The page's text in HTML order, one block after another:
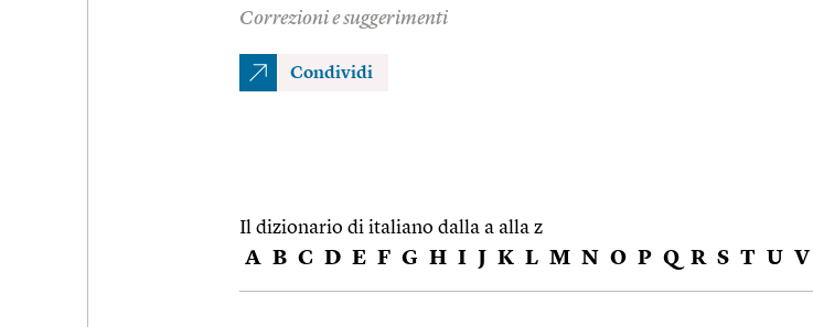
Correzioni e suggerimenti
Condividi
Il dizionario di italiano dalla a alla z
A B C D E F G H I J K L M N O P Q R S T U V